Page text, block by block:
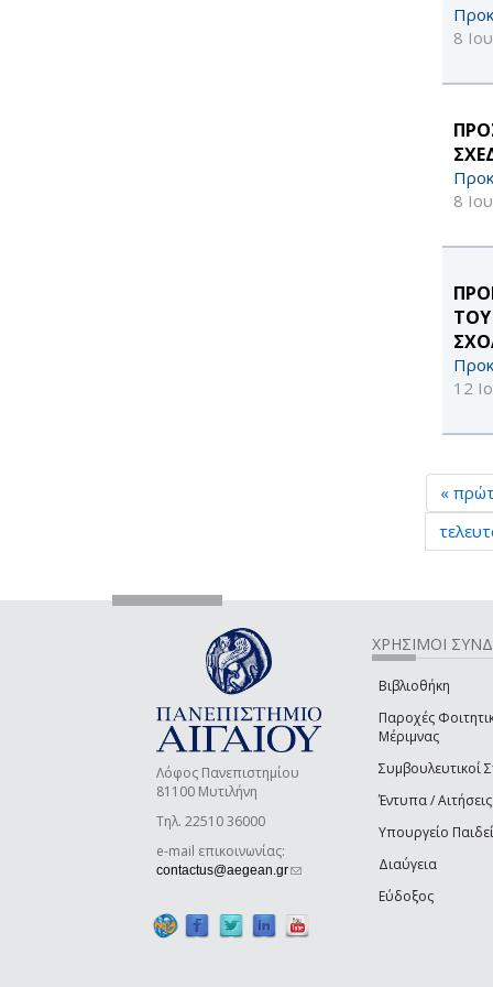
8
8
12
«
Λόφος Πανεπιστημίου
81100 Μυτιλήνη
Τηλ. 22510 36000
e-mail επικοινωνίας:
contactus@aegean.gr(link sends e-mail)
ΧΡΗΣΙΜΟΙ
Βιβλιοθήκη
Παροχές
Μέριμνας
Συμβουλευτικοί
Έντυπα / Αιτήσεις
Υπουργείο
Διαύγεια
Εύδοξος